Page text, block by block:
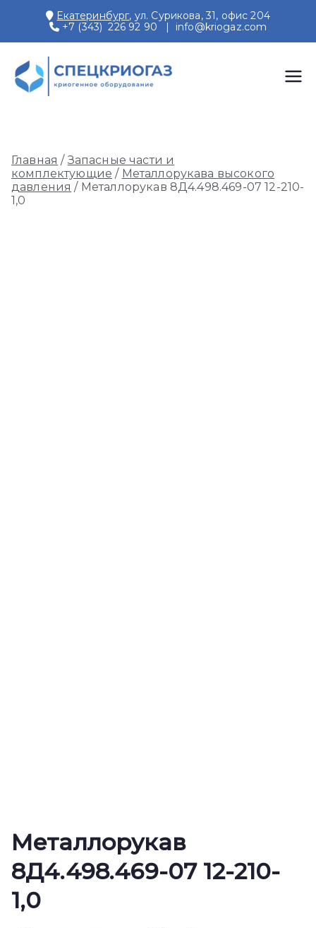
содержимому
Екатеринбург, ул. Сурикова, 31, офис 204
+7 (343) 226 92 90 | info@kriogaz.com
Производство и поставки
Главная /Запасные части и
комплектующие / Металлорукава высокого
давления / Металлорукав 8Д4.498.469-07 12-210-
1,0
Металлорукав
8Д4.498.469-07 12-210-
1,0